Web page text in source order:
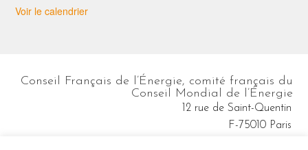
Voir le calendrier
Conseil Français de l’Énergie, comité français du
Conseil Mondial de l’Énergie
12 rue de Saint-Quentin
F-75010 Paris